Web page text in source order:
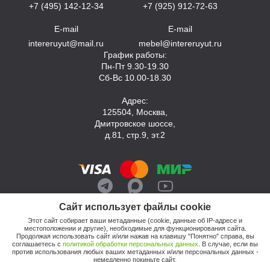
Сайт использует файлы cookie
Этот сайт собирает ваши метаданные (cookie, данные об IP-адресе и
местоположении и другие), необходимые для функционирования сайта.
Продолжая использовать сайт и/или нажав на клавишу "Понятно" справа, вы
соглашаетесь с политикой обработки персональных данных . В случае, если вы
против использования любых ваших метаданных и/или персональных данных -
немедленно покиньте сайт.
+7 (495) 142-12-34
E-mail
intereruyut@mail.ru
+7 (925) 912-72-63
E-mail
mebel@intereruyut.ru
График работы:
Пн-Пт 9.30-19.30
Сб-Вс 10.00-18.30
Адрес:
125504, Москва,
Дмитровское шоссе,
д.81, стр.9, эт.2
© 2026, Компания «Интерьер Уют»